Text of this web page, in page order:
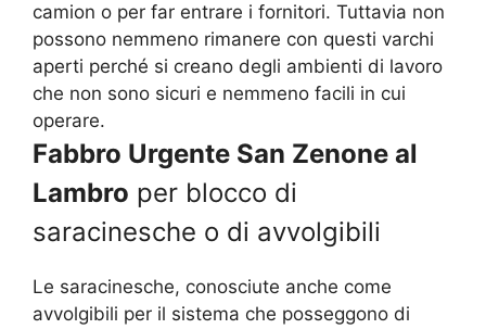
camion o per far entrare i fornitori. Tuttavia non
possono nemmeno rimanere con questi varchi
aperti perché si creano degli ambienti di lavoro
che non sono sicuri e nemmeno facili in cui
operare.
Fabbro Urgente San Zenone al
Lambro per blocco di
saracinesche o di avvolgibili
Le saracinesche, conosciute anche come
avvolgibili per il sistema che posseggono di